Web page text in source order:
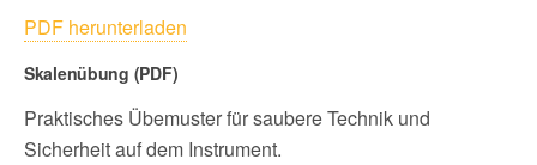
PDF herunterladen
Skalenübung (PDF)
Praktisches Übemuster für saubere Technik und
Sicherheit auf dem Instrument.